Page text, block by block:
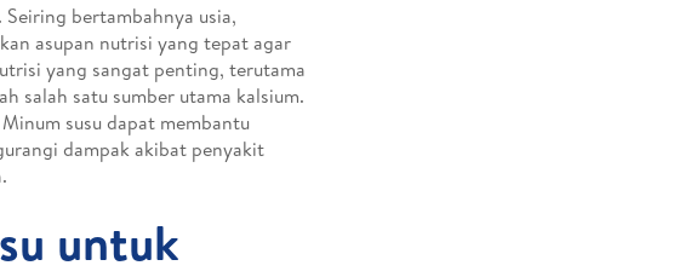
bertambahnya usia,
asupan nutrisi yang tepat agar
yang sangat penting, terutama
salah satu sumber utama kalsium.
susu dapat membantu
dampak akibat penyakit
untuk